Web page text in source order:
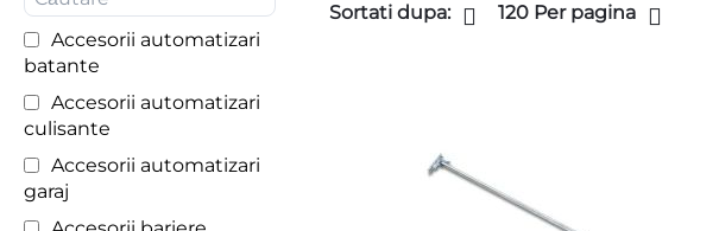
Accesorii automatizari
batante
Accesorii automatizari
culisante
Accesorii automatizari
garaj
Sortati dupa: 120 Per pagina